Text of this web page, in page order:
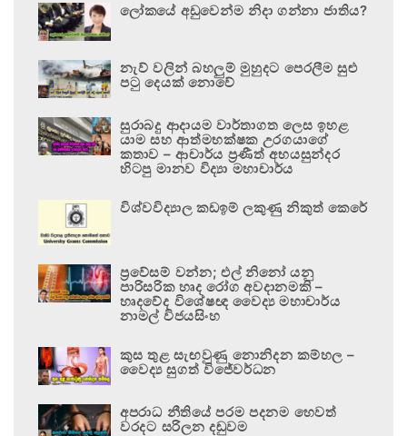
ලෝකයේ අඩුවෙන්ම නිදා ගන්නා ජාතිය?
නැව් වලින් බහලුම් මුහුදට පෙරලීම සුළු
පටු දෙයක් නොවේ
සුරාබදු ආදායම වාර්තාගත ලෙස ඉහළ
යාම සහ ආත්මභක්ෂක උරගයාගේ
කතාව – ආචාර්ය ප්‍රණීත් අභයසුන්දර
හිටපු මානව විද්‍යා මහාචාර්ය
විශ්වවිද්‍යාල කඩඉම් ලකුණු නිකුත් කෙරේ
ප්‍රවේසම් වන්න; එල් නිනෝ යනු
පාරිසරික හෘද රෝග අවදානමකි –
හෘදවේද විශේෂඥ වෛද්‍ය මහාචාර්ය
නාමල් විජයසිංහ
කුස තුළ සැඟවුණු නොනිදන කම්හල –
වෛද්‍ය සුගත් විජේවර්ධන
අපරාධ නීතියේ පරම පදනම හෙවත්
වරදට සරිලන දඬුවම